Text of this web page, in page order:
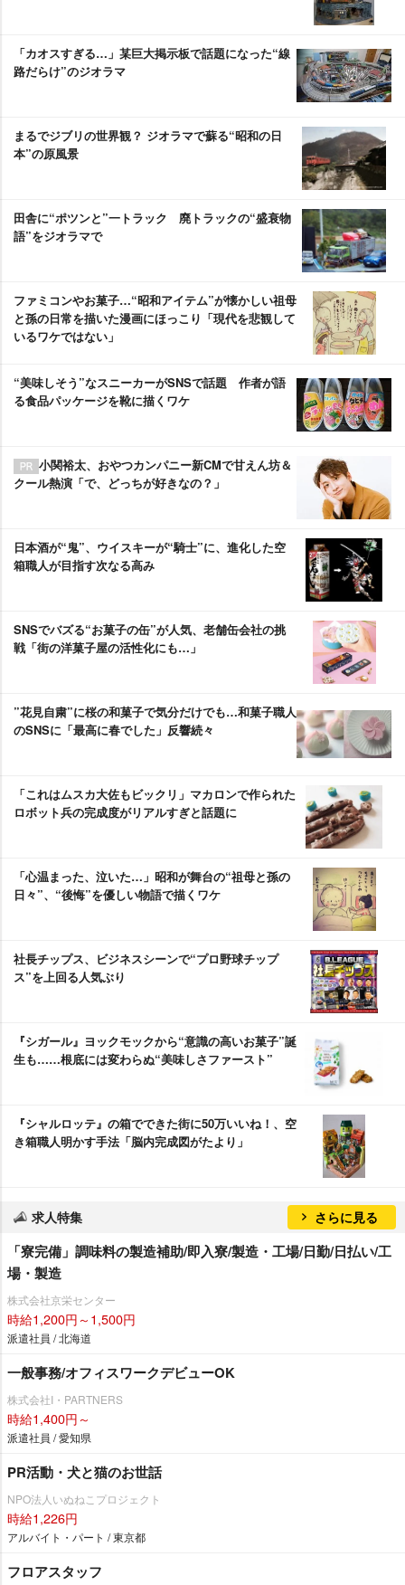
「カオスすぎる…」某巨大掲示板で話題になった“線
路だらけ”のジオラマ
まるでジブリの世界観？ ジオラマで蘇る“昭和の日
本”の原風景
田舎に“ポツンと”一トラック 廃トラックの“盛衰物
語”をジオラマで
ファミコンやお菓子…“昭和アイテム”が懐かしい祖母
と孫の日常を描いた漫画にほっこり「現代を悲観して
いるワケではない」
“美味しそう”なスニーカーがSNSで話題 作者が語
る食品パッケージを靴に描くワケ
小関裕太、おやつカンパニー新CMで甘えん坊＆
クール熱演「で、どっちが好きなの？」
日本酒が“鬼”、ウイスキーが“騎士”に、進化した空
箱職人が目指す次なる高み
SNSでバズる“お菓子の缶”が人気、老舗缶会社の挑
戦「街の洋菓子屋の活性化にも…」
”花見自粛”に桜の和菓子で気分だけでも…和菓子職人
のSNSに「最高に春でした」反響続々
「これはムスカ大佐もビックリ」マカロンで作られた
ロボット兵の完成度がリアルすぎと話題に
「心温まった、泣いた…」昭和が舞台の“祖母と孫の
日々”、“後悔”を優しい物語で描くワケ
社長チップス、ビジネスシーンで“プロ野球チップ
ス”を上回る人気ぶり
『シガール』ヨックモックから“意識の高いお菓子”誕
生も……根底には変わらぬ“美味しさファースト”
『シャルロッテ』の箱でできた街に50万いいね！、空
き箱職人明かす手法「脳内完成図がたより」
求人特集 さらに見る
「寮完備」調味料の製造補助/即入寮/製造・工場/日勤/日払い/工
場・製造
株式会社京栄センター
時給1,200円～1,500円
派遣社員 / 北海道
一般事務/オフィスワークデビューOK
株式会社I・PARTNERS
時給1,400円～
派遣社員 / 愛知県
PR活動・犬と猫のお世話
NPO法人いぬねこプロジェクト
時給1,226円
アルバイト・パート / 東京都
フロアスタッフ